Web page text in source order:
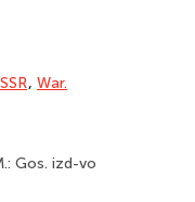
, War.
Gos. izd-vo